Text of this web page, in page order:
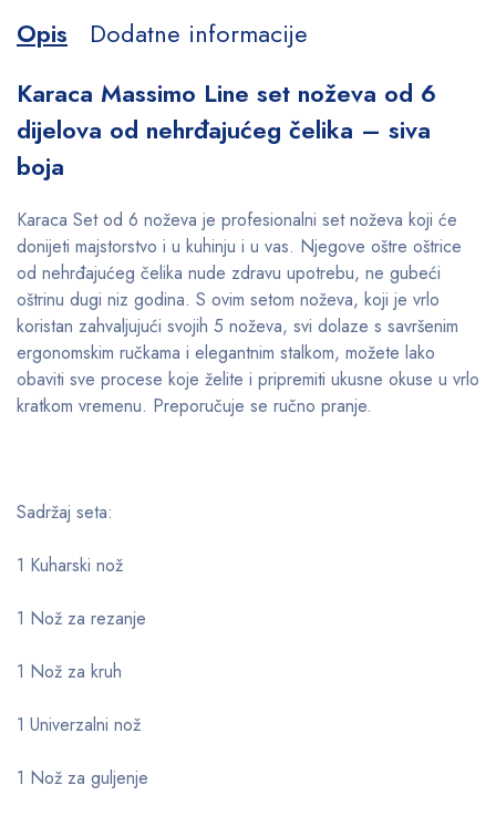
Opis
Dodatne informacije
Karaca Massimo Line set noževa od 6
dijelova od nehrđajućeg čelika – siva
boja
Karaca Set od 6 noževa je profesionalni set noževa koji će
donijeti majstorstvo i u kuhinju i u vas. Njegove oštre oštrice
od nehrđajućeg čelika nude zdravu upotrebu, ne gubeći
oštrinu dugi niz godina. S ovim setom noževa, koji je vrlo
koristan zahvaljujući svojih 5 noževa, svi dolaze s savršenim
ergonomskim ručkama i elegantnim stalkom, možete lako
obaviti sve procese koje želite i pripremiti ukusne okuse u vrlo
kratkom vremenu. Preporučuje se ručno pranje.
Sadržaj seta:
1 Kuharski nož
1 Nož za rezanje
1 Nož za kruh
1 Univerzalni nož
1 Nož za guljenje